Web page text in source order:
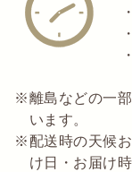
離島などの一
います。
配送時の天候
け日・お届け